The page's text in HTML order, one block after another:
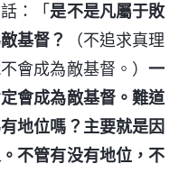
：「是不是凡屬于敗
基督？
（不追求真理
會成為敵基督。） 一
會成為敵基督。難道
地位嗎？主要就是因
不管有没有地位，不